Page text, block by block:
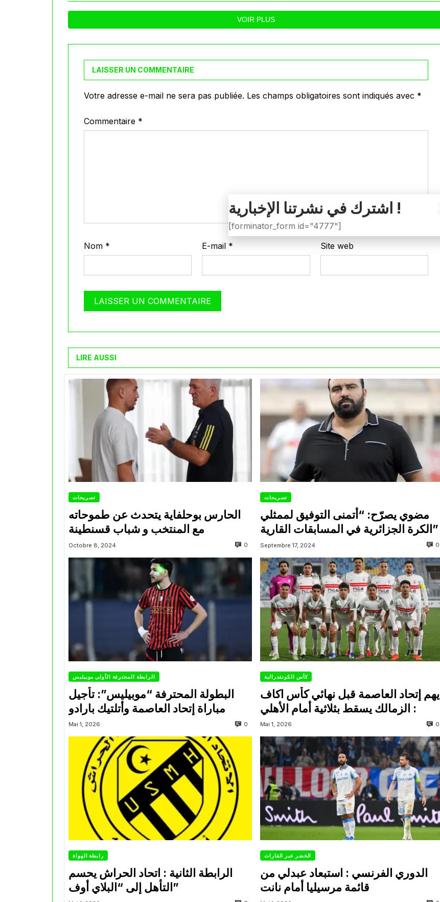
VOIR PLUS
LAISSER UN COMMENTAIRE
Votre adresse e-mail ne sera pas publiée. Les champs obligatoires sont indiqués avec *
Commentaire *
Nom * E-mail * Site web
LIRE AUSSI
تصريحات
الحارس بوحلفاية يتحدث عن طموحاته
مع المنتخب و شباب قسنطينة
Octobre 8, 2024 0
تصريحات
مضوي يصرّح: “أتمنى التوفيق لممثلي
الكرة الجزائرية في المسابقات القارية”
Septembre 17, 2024 0
الرابطة المحترفة الأولى موبيليس
البطولة المحترفة “موبيليس”: تأجيل
مباراة إتحاد العاصمة وأتلتيك بارادو
Mai 1, 2026 0
كأس الكونفدرالية
يهم إتحاد العاصمة قبل نهائي كأس اكاف
Mai 1, 2026 0
رابطة الهواة
الرابطة الثانية : اتحاد الحراش يحسم
التأهل إلى “البلاي أوف”
الخضر عبر القارات
الدوري الفرنسي : استبعاد عبدلي من
قائمة مرسيليا أمام نانت
اشترك في نشرتنا الإخبارية !
[forminator_form id="4777"]